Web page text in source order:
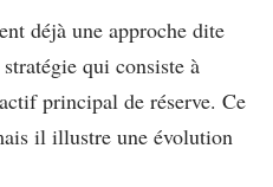
déjà une approche dite
qui consiste à
principal de réserve. Ce
il illustre une évolution